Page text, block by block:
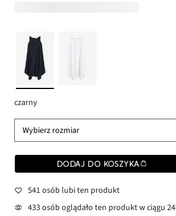
czarny
Wybierz rozmiar
DODAJ DO KOSZYKA
541 osób lubi ten produkt
433 osób oglądało ten produkt w ciągu